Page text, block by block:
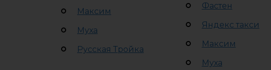
Максим
Муха
Русская Тройка
Фастен
Яндекс такси
Максим
Муха